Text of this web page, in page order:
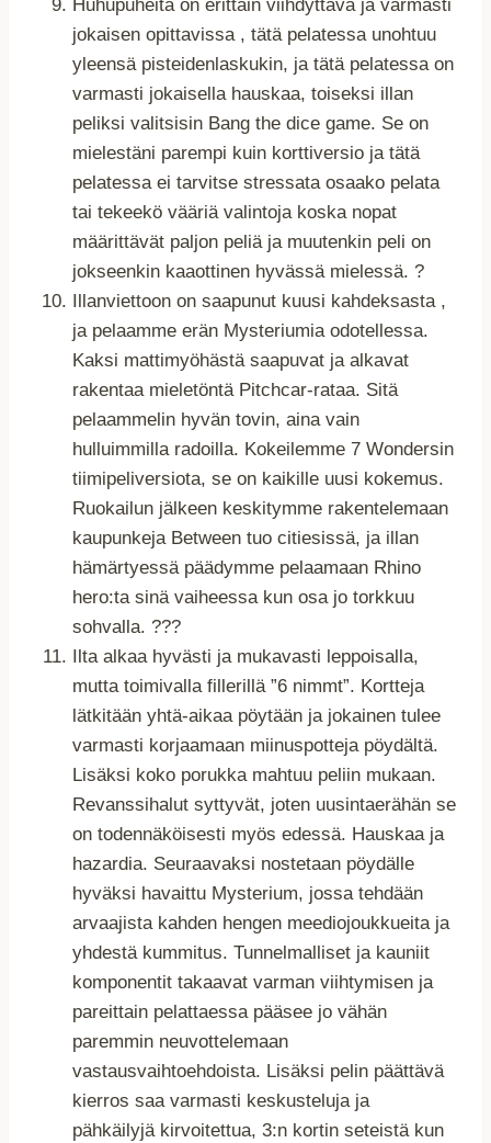
Huhupuheita on erittäin viihdyttävä ja varmasti
jokaisen opittavissa , tätä pelatessa unohtuu
yleensä pisteidenlaskukin, ja tätä pelatessa on
varmasti jokaisella hauskaa, toiseksi illan
peliksi valitsisin Bang the dice game. Se on
mielestäni parempi kuin korttiversio ja tätä
pelatessa ei tarvitse stressata osaako pelata
tai tekeekö vääriä valintoja koska nopat
määrittävät paljon peliä ja muutenkin peli on
jokseenkin kaaottinen hyvässä mielessä. ?
Illanviettoon on saapunut kuusi kahdeksasta ,
ja pelaamme erän Mysteriumia odotellessa.
Kaksi mattimyöhästä saapuvat ja alkavat
rakentaa mieletöntä Pitchcar-rataa. Sitä
pelaammelin hyvän tovin, aina vain
hulluimmilla radoilla. Kokeilemme 7 Wondersin
tiimipeliversiota, se on kaikille uusi kokemus.
Ruokailun jälkeen keskitymme rakentelemaan
kaupunkeja Between tuo citiesissä, ja illan
hämärtyessä päädymme pelaamaan Rhino
hero:ta sinä vaiheessa kun osa jo torkkuu
sohvalla. ???
Ilta alkaa hyvästi ja mukavasti leppoisalla,
mutta toimivalla fillerillä ”6 nimmt”. Kortteja
lätkitään yhtä-aikaa pöytään ja jokainen tulee
varmasti korjaamaan miinuspotteja pöydältä.
Lisäksi koko porukka mahtuu peliin mukaan.
Revanssihalut syttyvät, joten uusintaerähän se
on todennäköisesti myös edessä. Hauskaa ja
hazardia. Seuraavaksi nostetaan pöydälle
hyväksi havaittu Mysterium, jossa tehdään
arvaajista kahden hengen meediojoukkueita ja
yhdestä kummitus. Tunnelmalliset ja kauniit
komponentit takaavat varman viihtymisen ja
pareittain pelattaessa pääsee jo vähän
paremmin neuvottelemaan
vastausvaihtoehdoista. Lisäksi pelin päättävä
kierros saa varmasti keskusteluja ja
pähkäilyjä kirvoitettua, 3:n kortin seteistä kun